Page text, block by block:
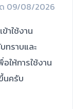
ด 09/08/2026
าใช้งาน
ทราบและ
ให้การใช้งาน
นครับ